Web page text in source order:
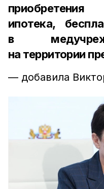
ипотека,
в
на территории
— добавила